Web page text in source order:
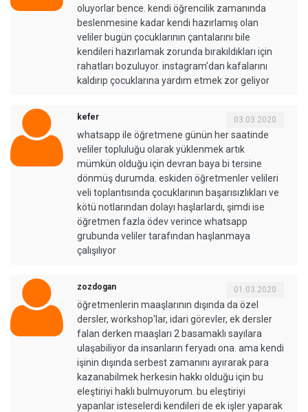
oluyorlar bence. kendi öğrencilik zamanında
beslenmesine kadar kendi hazırlamış olan
veliler bugün çocuklarının çantalarını bile
kendileri hazırlamak zorunda bırakıldıkları için
rahatları bozuluyor. instagram'dan kafalarını
kaldırıp çocuklarına yardım etmek zor geliyor
kefer 03.03.2020
whatsapp ile öğretmene günün her saatinde
veliler topluluğu olarak yüklenmek artık
mümkün olduğu için devran baya bi tersine
dönmüş durumda. eskiden öğretmenler velileri
veli toplantısında çocuklarının başarısızlıkları ve
kötü notlarından dolayı haşlarlardı, şimdi ise
öğretmen fazla ödev verince whatsapp
grubunda veliler tarafından haşlanmaya
çalışılıyor
zozdogan 01.03.2020
öğretmenlerin maaşlarının dışında da özel
dersler, workshop'lar, idari görevler, ek dersler
falan derken maaşları 2 basamaklı sayılara
ulaşabiliyor da insanların feryadı ona. ama kendi
işinin dışında serbest zamanını ayırarak para
kazanabilmek herkesin hakkı olduğu için bu
eleştiriyi haklı bulmuyorum. bu eleştiriyi
yapanlar isteselerdi kendileri de ek işler yaparak